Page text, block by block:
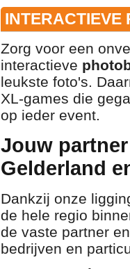
INTERACTIEVE
Zorg voor een
interactieve
leukste foto's.
XL-games die
op ieder event.
Jouw
Gelderland
Dankzij onze
de hele regio
de vaste partner
bedrijven en